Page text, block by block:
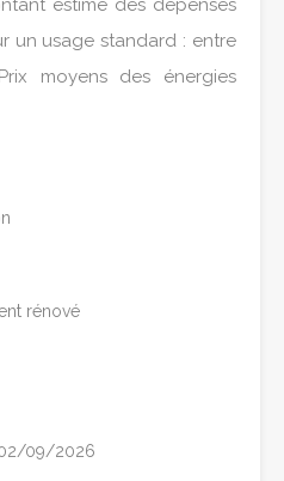
estimé des dépenses
un usage standard : entre
moyens des énergies
rénové
09/2026